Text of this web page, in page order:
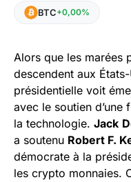
BTC+0,00%
Alors que les marées
descendent aux
présidentielle voit
avec le soutien
la technologie. Jack
a soutenu Robert F.
démocrate à la
les crypto monnaies.